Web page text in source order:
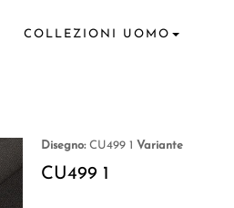
COLLEZIONI UOMO
Disegno: CU499 1 Variante
CU499 1